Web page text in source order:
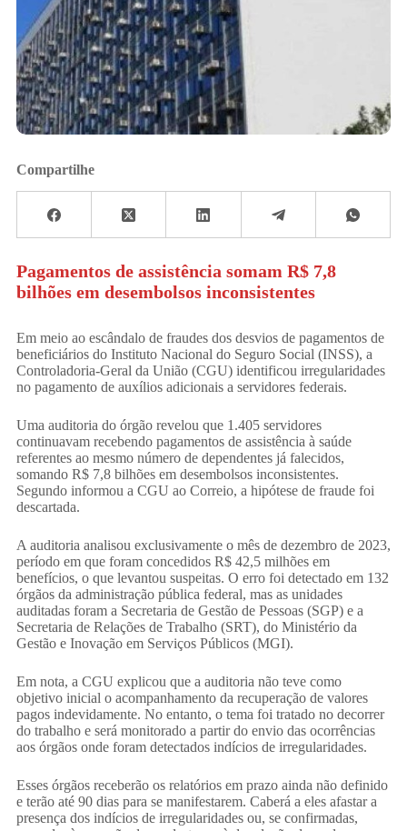
Compartilhe
Pagamentos de assistência somam R$ 7,8
bilhões em desembolsos inconsistentes
Em meio ao escândalo de fraudes dos desvios de pagamentos de
beneficiários do Instituto Nacional do Seguro Social (INSS), a
Controladoria-Geral da União (CGU) identificou irregularidades
no pagamento de auxílios adicionais a servidores federais.
Uma auditoria do órgão revelou que 1.405 servidores
continuavam recebendo pagamentos de assistência à saúde
referentes ao mesmo número de dependentes já falecidos,
somando R$ 7,8 bilhões em desembolsos inconsistentes.
Segundo informou a CGU ao Correio, a hipótese de fraude foi
descartada.
A auditoria analisou exclusivamente o mês de dezembro de 2023,
período em que foram concedidos R$ 42,5 milhões em
benefícios, o que levantou suspeitas. O erro foi detectado em 132
órgãos da administração pública federal, mas as unidades
auditadas foram a Secretaria de Gestão de Pessoas (SGP) e a
Secretaria de Relações de Trabalho (SRT), do Ministério da
Gestão e Inovação em Serviços Públicos (MGI).
Em nota, a CGU explicou que a auditoria não teve como
objetivo inicial o acompanhamento da recuperação de valores
pagos indevidamente. No entanto, o tema foi tratado no decorrer
do trabalho e será monitorado a partir do envio das ocorrências
aos órgãos onde foram detectados indícios de irregularidades.
Esses órgãos receberão os relatórios em prazo ainda não definido
e terão até 90 dias para se manifestarem. Caberá a eles afastar a
presença dos indícios de irregularidades ou, se confirmadas,